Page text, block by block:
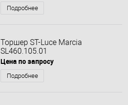
Подробнее
Торшер ST-Luce Marcia
SL460.105.01
Цена по запросу
Подробнее